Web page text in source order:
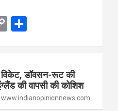
C
Li
n
k
e
विकेट, डॉवसन-रूट की
की वापसी की कोशिश
www.indianopinionnews.com